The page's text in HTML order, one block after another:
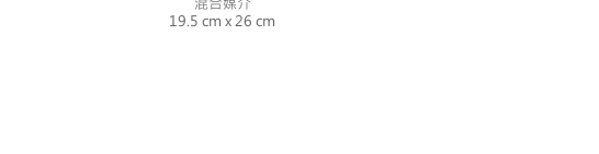
19.5 cm x 26 cm